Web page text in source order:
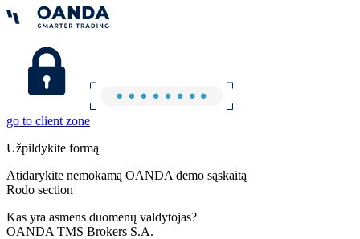
go to client zone
Užpildykite formą
Atidarykite nemokamą OANDA demo sąskaitą
Rodo section
Kas yra asmens duomenų valdytojas?
OANDA TMS Brokers S.A.